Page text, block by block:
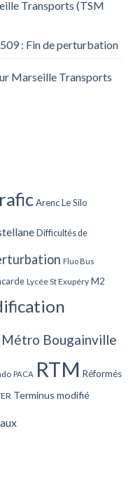
Transports (TSM
: Fin de perturbation
Marseille Transports
Arenc Le Silo
Difficultés de
Fluo Bus
Lycée St Exupéry M2
Métro Bougainville
PACA RTM Réformés
Terminus modifié